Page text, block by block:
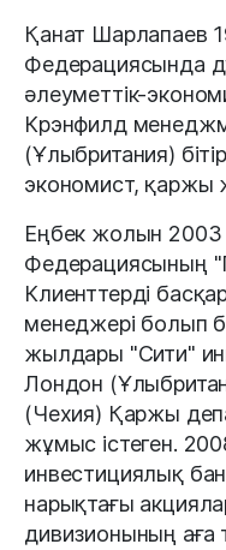
Қанат Шарлапаев
Федерациясында
әлеуметтік-
Крэнфилд
(Ұлыбритания)
экономист, қаржы
Еңбек жолын
Федерациясының
Клиенттерді
менеджері болып
жылдары "Сити"
Лондон
(Чехия) Қаржы
жұмыс істеген.
инвестициялық
нарықтағы
дивизионының